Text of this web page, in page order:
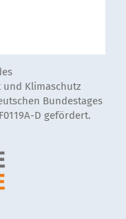
Klimaschutz
Bundestages
D gefördert.